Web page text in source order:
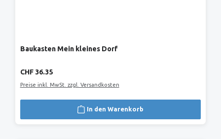
Baukasten Mein kleines Dorf
Regulärer Preis:
CHF 36.35
Preise inkl. MwSt. zzgl. Versandkosten
In den Warenkorb